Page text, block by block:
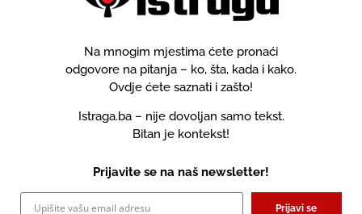
Na mnogim mjestima ćete pronaći
odgovore na pitanja – ko, šta, kada i kako.
Ovdje ćete saznati i zašto!
Istraga.ba – nije dovoljan samo tekst.
Bitan je kontekst!
Prijavite se na naš newsletter!
Prijavi se